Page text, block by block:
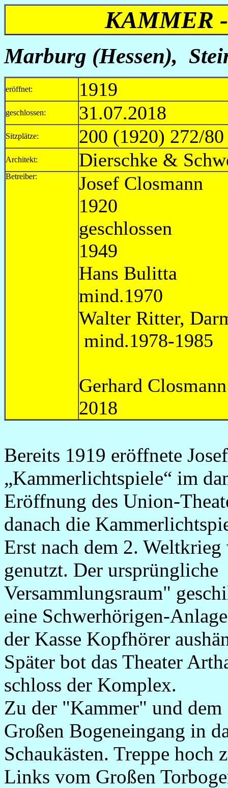
KAMMER
Marburg (Hessen),
eröffnet: 1919
geschlossen: 31.07.2018
Sitzplätze: 200 (1920) 272/
Architekt: Dierschke &
Betreiber:
Josef
1920
1949
Hans
mind.1970
Walter
Gerhard
2018
Bereits 1919 eröffnete
„Kammerlichtspiele“ im
Eröffnung des Union-
danach die
Erst nach dem 2.
genutzt. Der
Versammlungsraum"
eine Schwerhörigen-
der Kasse Kopfhörer
Später bot das Theater
schloss der Komplex.
Zu der "Kammer" und
Großen Bogeneingang in
Schaukästen. Treppe hoch
Links vom Großen